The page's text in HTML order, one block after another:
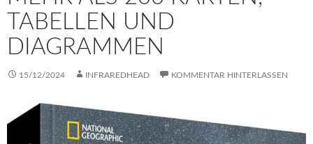
ABELLEN UND D
IAGRAMMEN
15/12/2024 INFRAREDHEAD KOMMENTAR HINTERLASSEN